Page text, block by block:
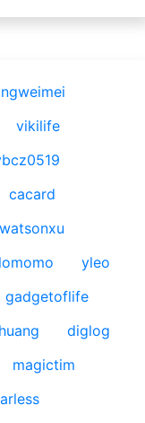
vikilife
cacard
watsonxu
lomomo
yleo
gadgetoflife
diglog
magictim